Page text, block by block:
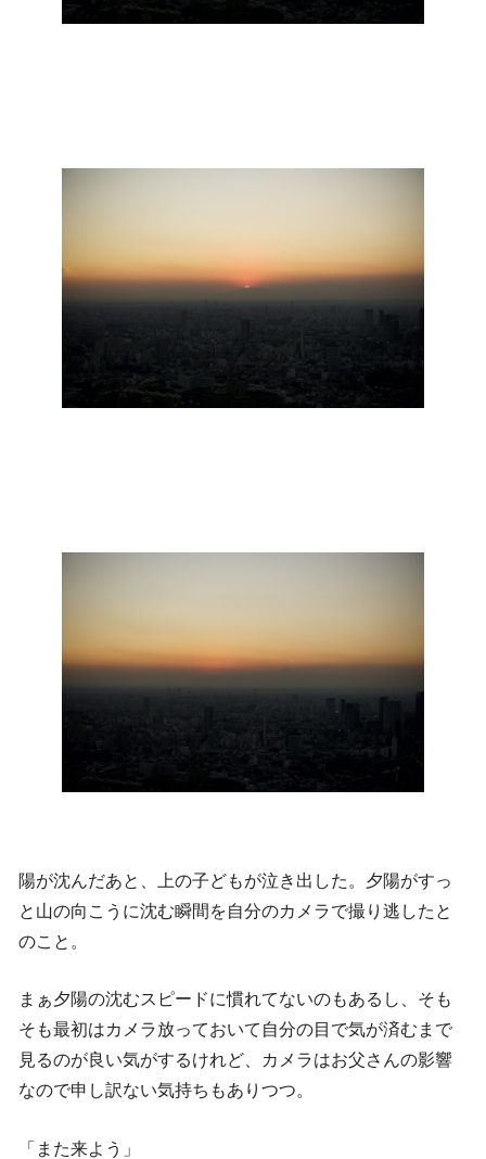
陽が沈んだあと、上の子どもが泣き出した。夕陽がすっ
と山の向こうに沈む瞬間を自分のカメラで撮り逃したと
のこと。
まぁ夕陽の沈むスピードに慣れてないのもあるし、そも
そも最初はカメラ放っておいて自分の目で気が済むまで
見るのが良い気がするけれど、カメラはお父さんの影響
なので申し訳ない気持ちもありつつ。
「また来よう」